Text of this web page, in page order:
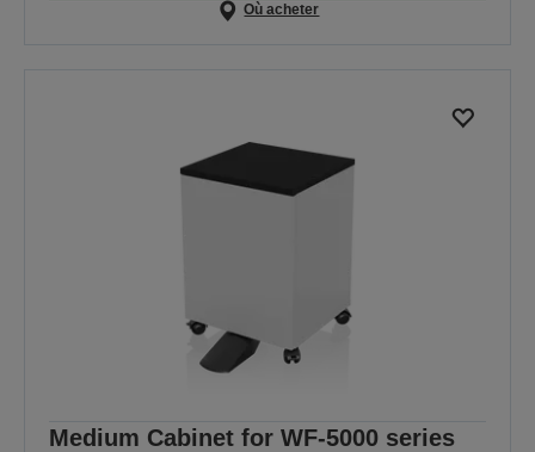
Où acheter
Medium Cabinet for WF-5000 series